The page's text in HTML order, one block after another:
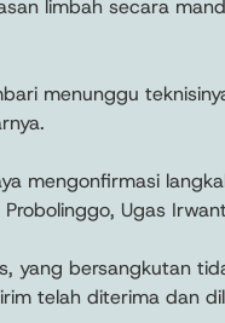
limbah secara
menunggu
mengonfirmasi
Ugas
yang bersangkutan
telah diterima dan